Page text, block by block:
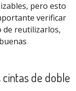
pero esto
verificar
de reutilizarlos,
de doble